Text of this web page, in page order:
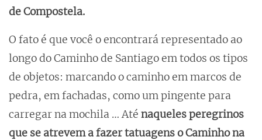
de Compostela.
O fato é que você o encontrará representado ao
longo do Caminho de Santiago em todos os tipos
de objetos: marcando o caminho em marcos de
pedra, em fachadas, como um pingente para
carregar na mochila … Até naqueles peregrinos
que se atrevem a fazer tatuagens o Caminho na